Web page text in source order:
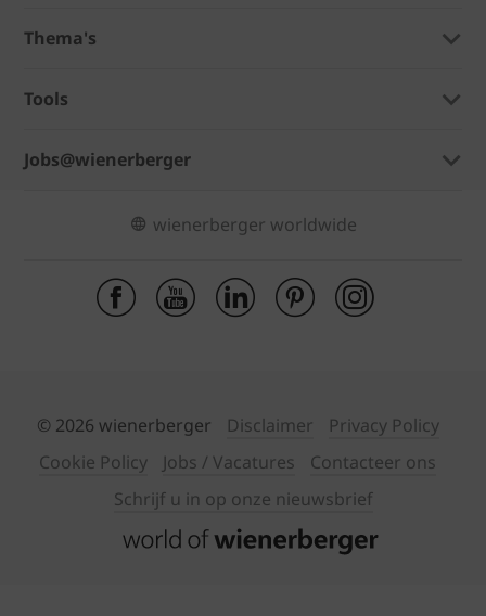
Thema's
Tools
Jobs@wienerberger
wienerberger worldwide
© 2026 wienerberger Disclaimer
Privacy Policy
Cookie Policy
Jobs / Vacatures
Contacteer ons
Schrijf u in op onze nieuwsbrief